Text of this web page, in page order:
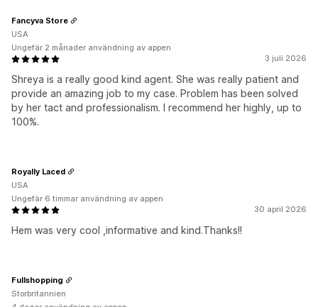
3 juli 2026
Shreya is a really good kind agent. She was really patient and
provide an amazing job to my case. Problem has been solved
by her tact and professionalism. I recommend her highly, up to
100%.
Fancyva Store
USA
Ungefär 2 månader användning av appen
30 april 2026
Hem was very cool ,informative and kind.Thanks!!
Royally Laced
USA
Ungefär 6 timmar användning av appen
Fullshopping
Storbritannien